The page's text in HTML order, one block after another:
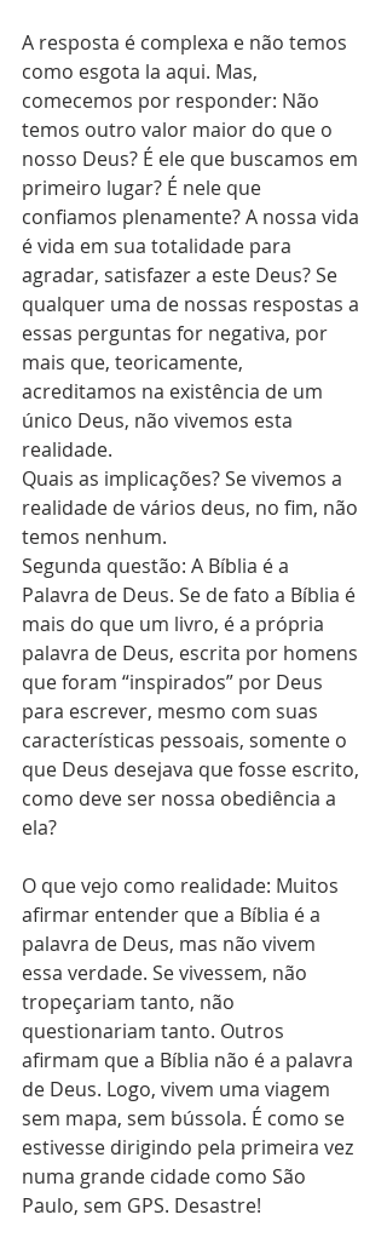
A resposta é complexa e não temos
como esgota la aqui. Mas,
comecemos por responder: Não
temos outro valor maior do que o
nosso Deus? É ele que buscamos em
primeiro lugar? É nele que
confiamos plenamente? A nossa vida
é vida em sua totalidade para
agradar, satisfazer a este Deus? Se
qualquer uma de nossas respostas a
essas perguntas for negativa, por
mais que, teoricamente,
acreditamos na existência de um
único Deus, não vivemos esta
realidade.
Quais as implicações? Se vivemos a
realidade de vários deus, no fim, não
temos nenhum.
Segunda questão: A Bíblia é a
Palavra de Deus. Se de fato a Bíblia é
mais do que um livro, é a própria
palavra de Deus, escrita por homens
que foram “inspirados” por Deus
para escrever, mesmo com suas
características pessoais, somente o
que Deus desejava que fosse escrito,
como deve ser nossa obediência a
ela?
O que vejo como realidade: Muitos
afirmar entender que a Bíblia é a
palavra de Deus, mas não vivem
essa verdade. Se vivessem, não
tropeçariam tanto, não
questionariam tanto. Outros
afirmam que a Bíblia não é a palavra
de Deus. Logo, vivem uma viagem
sem mapa, sem bússola. É como se
estivesse dirigindo pela primeira vez
numa grande cidade como São
Paulo, sem GPS. Desastre!